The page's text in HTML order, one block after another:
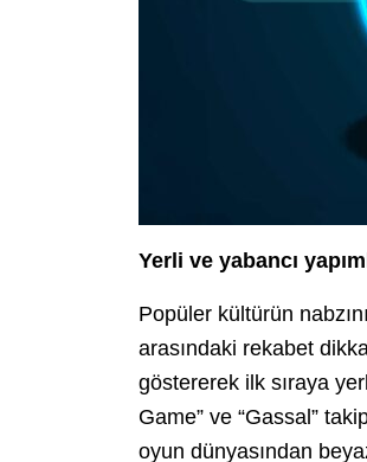
Yerli ve yabancı
Popüler kültürün
arasındaki rekabet
göstererek ilk sıraya
Game” ve “Gassal”
oyun dünyasından